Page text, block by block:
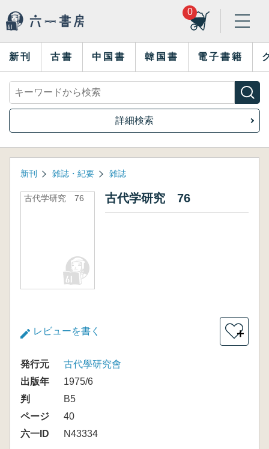
0
新刊 古書 中国書 韓国書 電子書籍
詳細検索
新刊 雑誌・紀要 雑誌
古代学研究 76 古代学研究 76
レビューを書く ＋
発行元
古代學研究會
出版年
1975/6
判
B5
ページ
40
六一ID
N43334